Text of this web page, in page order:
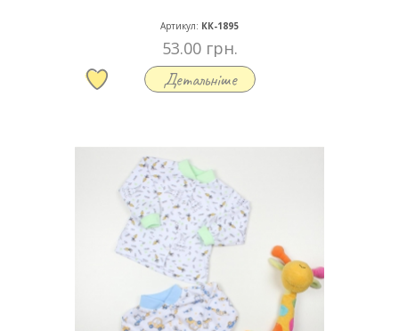
Артикул: КК-1895
53.00 грн.
Детальніше